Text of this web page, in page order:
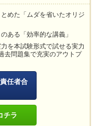
めた「ムダを省いたオリジ
ある「効率的な講義」
を本試験形式で試せる実力
去問題集で充実のアウトプ
任者合
チラ